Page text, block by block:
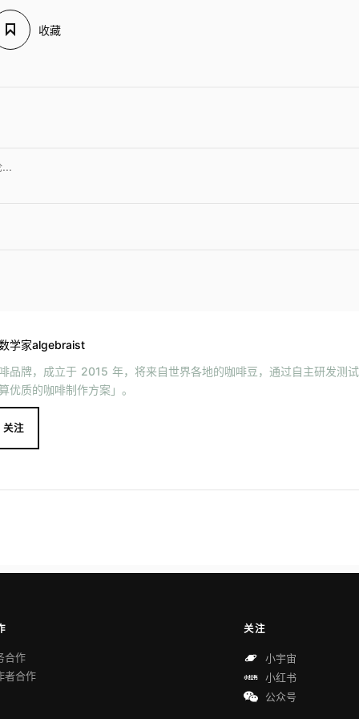
收藏
学家algebraist
品牌，成立于 2015 年，将来自世界各地的咖啡豆，通过自主研发测
优质的咖啡制作方案」。
关注
合作
者合作
关注
小宇宙
小红书
公众号